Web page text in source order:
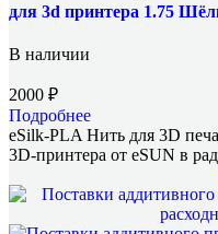
для 3d принтера 1.75
В наличии
2000 ₽
Подробнее
eSilk-PLA Нить для 3D
3D-принтера от eSUN в